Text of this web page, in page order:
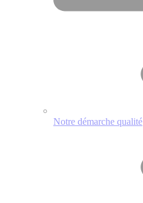
Notre démarche qualité